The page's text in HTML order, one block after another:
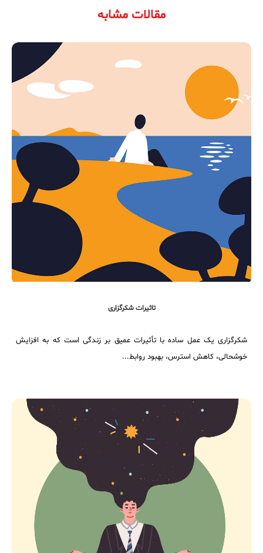
مقالات مشابه
تاثیرات شکرگزاری
شکرگزاری یک عمل ساده با تأثیرات عمیق بر زندگی است که به افزایش
خوشحالی، کاهش استرس، بهبود روابط...